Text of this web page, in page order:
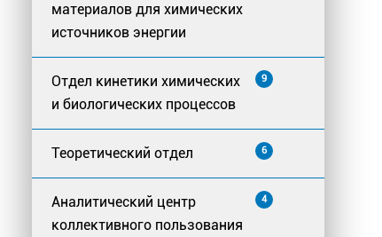
материалов для химических
источников энергии
Отдел кинетики химических
и биологических процессов
9
Теоретический отдел 6
Аналитический центр
коллективного пользования
4